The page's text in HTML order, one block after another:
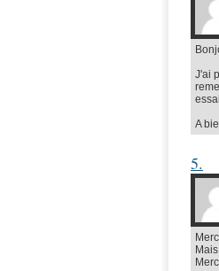
J'ai
A
5.